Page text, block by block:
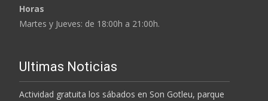
Horas
Martes y Jueves: de 18:00h a 21:00h.
Ultimas Noticias
Actividad gratuita los sábados en Son Gotleu, parque